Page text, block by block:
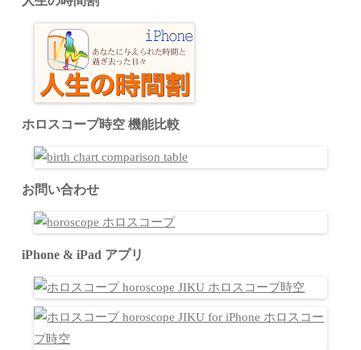
ホロスコープ時空 機能比較
お問い合わせ
iPhone & iPad アプリ